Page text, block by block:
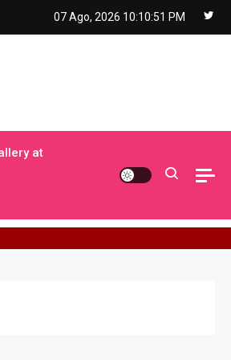
07 Ago, 2026 10:10:52 PM
at